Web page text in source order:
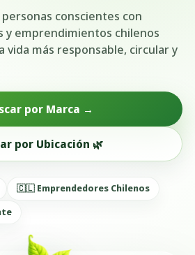
conscientes con
y emprendimientos chilenos
vida más responsable, circular y
por Marca →
por Ubicación 🌿
🇨🇱 Emprendedores Chilenos